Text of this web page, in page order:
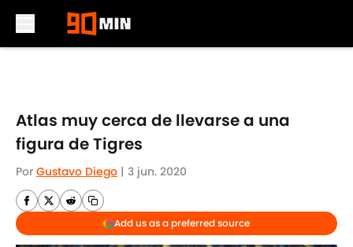
Atlas muy cerca de llevarse a una
figura de Tigres
Por Gustavo Diego | 3 jun. 2020
Add us as a preferred source